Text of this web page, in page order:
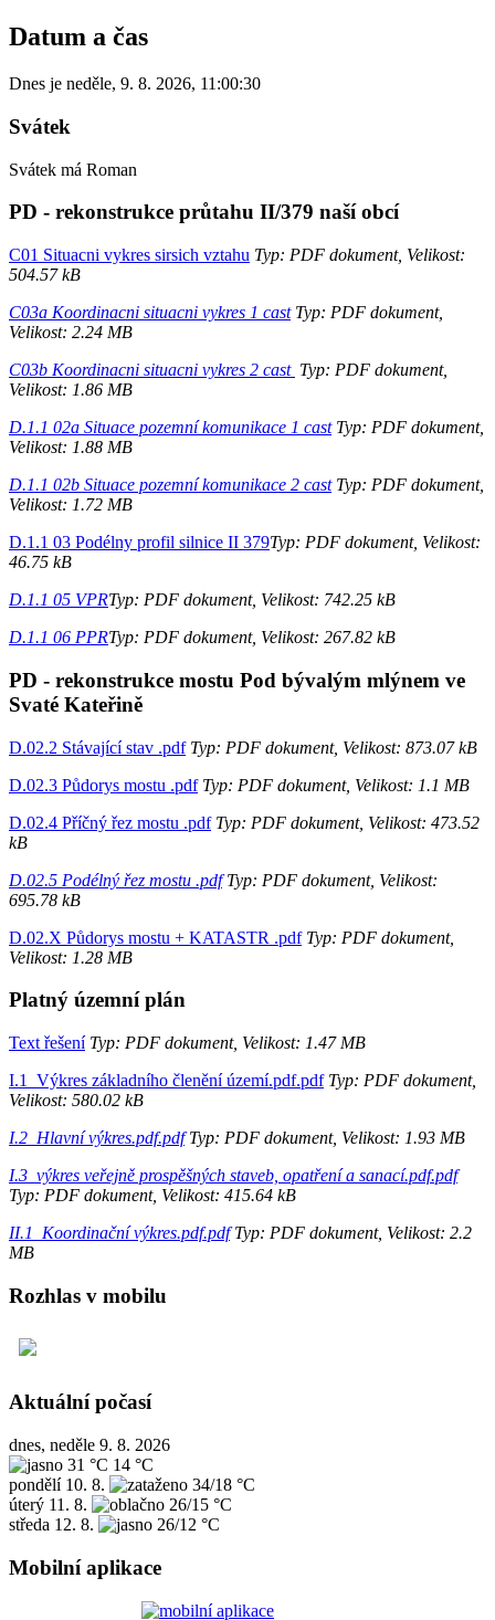
Datum a čas
Dnes je neděle, 9. 8. 2026, 11:00:30
Svátek
Svátek má Roman
PD - rekonstrukce průtahu II/379 naší obcí
C01 Situacni vykres sirsich vztahu Typ: PDF dokument, Velikost:
504.57 kB
C03a Koordinacni situacni vykres 1 castTyp: PDF dokument,
Velikost: 2.24 MB
C03b Koordinacni situacni vykres 2 cast Typ: PDF dokument,
Velikost: 1.86 MB
D.1.1 02a Situace pozemní komunikace 1 castTyp: PDF dokument,
Velikost: 1.88 MB
D.1.1 02b Situace pozemní komunikace 2 castTyp: PDF dokument,
Velikost: 1.72 MB
D.1.1 03 Podélny profil silnice II 379Typ: PDF dokument, Velikost:
46.75 kB
D.1.1 05 VPRTyp: PDF dokument, Velikost: 742.25 kB
D.1.1 06 PPRTyp: PDF dokument, Velikost: 267.82 kB
PD - rekonstrukce mostu Pod bývalým mlýnem ve
Svaté Kateřině
D.02.2 Stávající stav .pdfTyp: PDF dokument, Velikost: 873.07 kB
D.02.3 Půdorys mostu .pdfTyp: PDF dokument, Velikost: 1.1 MB
D.02.4 Příčný řez mostu .pdfTyp: PDF dokument, Velikost: 473.52
kB
D.02.5 Podélný řez mostu .pdfTyp: PDF dokument, Velikost:
695.78 kB
D.02.X Půdorys mostu + KATASTR .pdfTyp: PDF dokument,
Velikost: 1.28 MB
Platný územní plán
Text řešeníTyp: PDF dokument, Velikost: 1.47 MB
I.1_Výkres základního členění území.pdf.pdfTyp: PDF dokument,
Velikost: 580.02 kB
I.2_Hlavní výkres.pdf.pdfTyp: PDF dokument, Velikost: 1.93 MB
I.3_výkres veřejně prospěšných staveb, opatření a sanací.pdf.pdf
Typ: PDF dokument, Velikost: 415.64 kB
II.1_Koordinační výkres.pdf.pdfTyp: PDF dokument, Velikost: 2.2
MB
Rozhlas v mobilu
Aktuální počasí
dnes, neděle 9. 8. 2026
31 °C 14 °C
pondělí 10. 8.
34/18 °C
úterý 11. 8.
26/15 °C
středa 12. 8. 26/12 °C
Mobilní aplikace